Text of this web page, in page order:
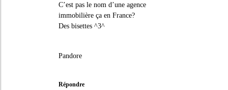
C’est pas le nom d’une agence
immobilière ça en France?
Des bisettes ^3^
Pandore
Répondre